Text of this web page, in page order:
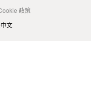
政策
文